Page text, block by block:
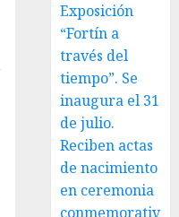
Exposición
“Fortín a
través del
tiempo”. Se
inaugura el 31
de julio.
Reciben actas
de nacimiento
en ceremonia
conmemorativ